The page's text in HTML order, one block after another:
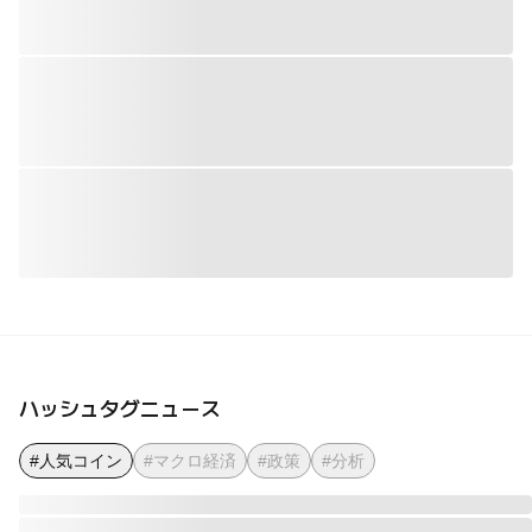
ハッシュタグニュース
#人気コイン #マクロ経済 #政策 #分析